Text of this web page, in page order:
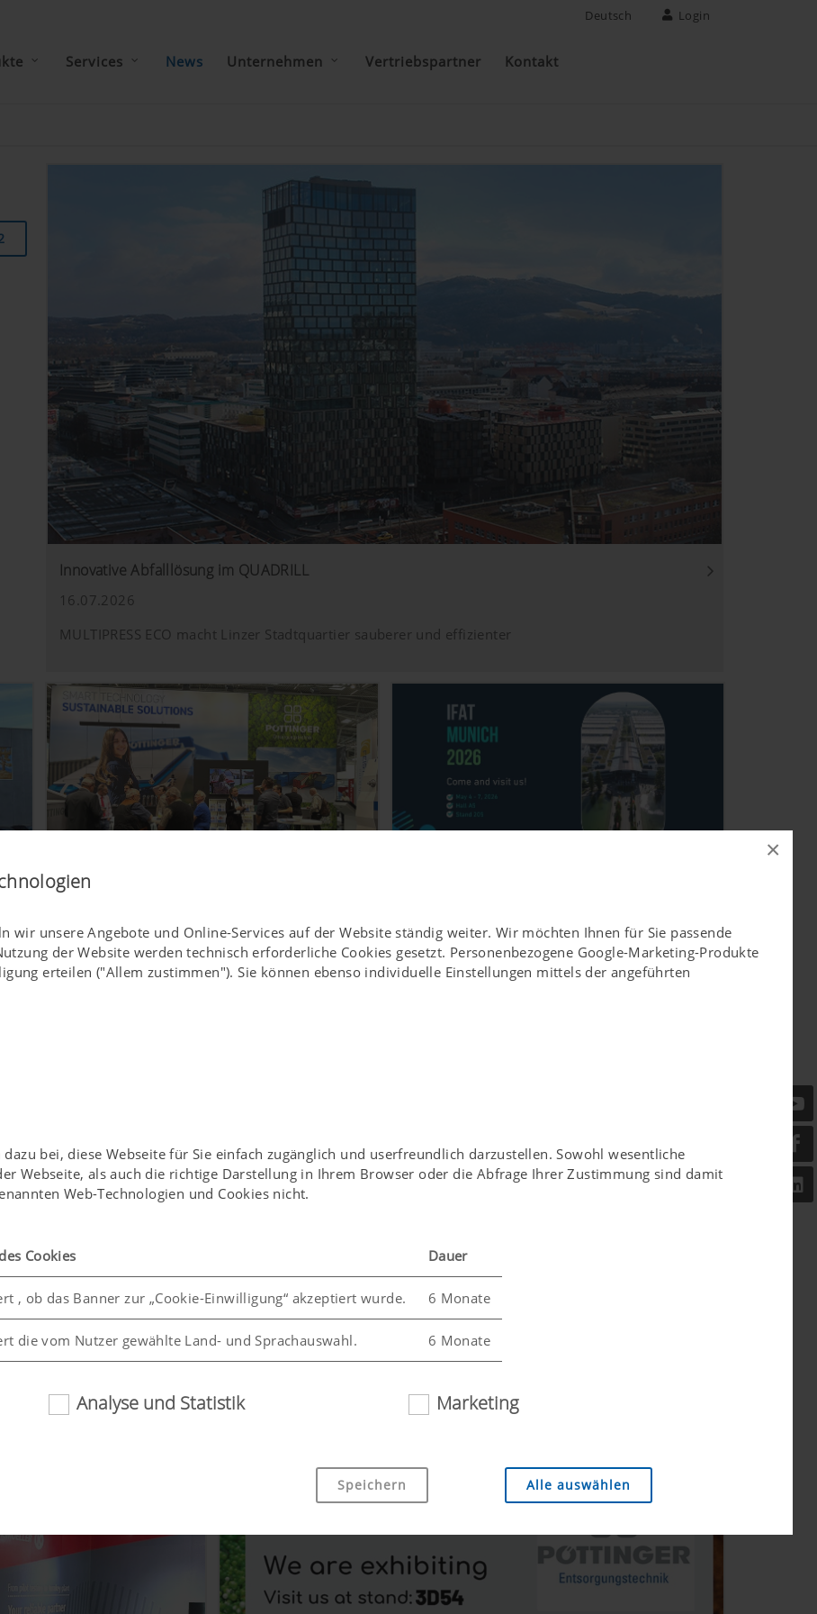
×
unsere Angebote und Online-Services auf der Website ständig weiter. Wir möchten Ihnen für Sie passende
der Website werden technisch erforderliche Cookies gesetzt. Personenbezogene Google-Marketing-Produkte
erteilen ("Allem zustimmen"). Sie können ebenso individuelle Einstellungen mittels der angeführten
bei, diese Webseite für Sie einfach zugänglich und userfreundlich darzustellen. Sowohl wesentliche
Webseite, als auch die richtige Darstellung in Ihrem Browser oder die Abfrage Ihrer Zustimmung sind damit
Web-Technologien und Cookies nicht.
Cookies Dauer
, ob das Banner zur „Cookie-Einwilligung“ akzeptiert wurde. 6 Monate
die vom Nutzer gewählte Land- und Sprachauswahl. 6 Monate
und Leistungsfähigkeit unserer Website verbessern. Daher setzen wir Analyse-Technologien (auch
welche Inhalte unserer Website genutzt werden und wie häufig diese aufgerufen werden.
Dauer
Analyse und Statistik Marketing
Speichern Alle auswählen
Deutsch Login
Services News Unternehmen Vertriebspartner Kontakt
Innovative Abfalllösung im QUADRILL
16.07.2026
MULTIPRESS ECO macht Linzer Stadtquartier sauberer und effizienter
Mit frischen Impulsen zurück von der IFAT
12.05.2026
IFAT München 2026
09.04.2026
4. - 7. Mai 2026
Erfolgreiche ISO-Audits unterstreichen hohe Qualitäts- und
Umweltstandards
05.03.2026
ISO 14001 & ISO 9001